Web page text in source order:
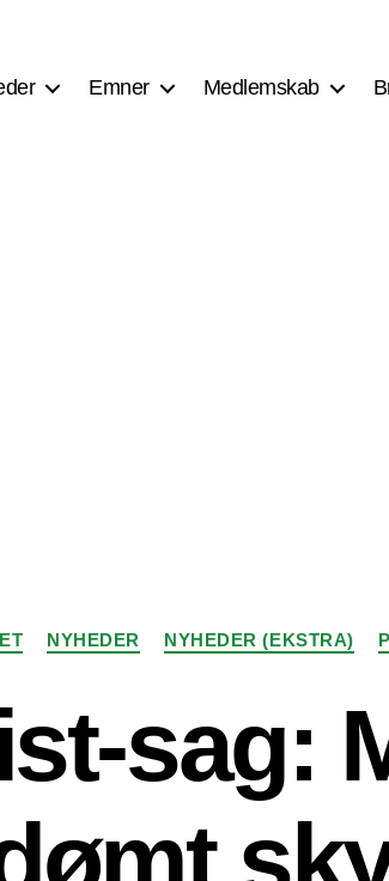
Emner Medlemskab
Kategorier
NYHEDER NYHEDER (EKSTRA)
sag: